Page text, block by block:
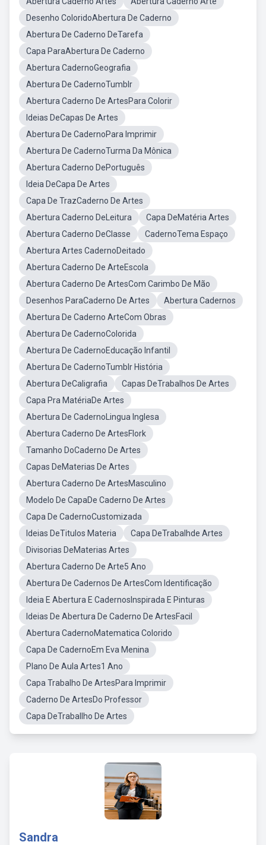
Desenho ColoridoAbertura De Caderno
Abertura De Caderno DeTarefa
Capa ParaAbertura De Caderno
Abertura CadernoGeografia
Abertura De CadernoTumblr
Abertura Caderno De ArtesPara Colorir
Ideias DeCapas De Artes
Abertura De CadernoPara Imprimir
Abertura De CadernoTurma Da Mônica
Abertura Caderno DePortuguês
Ideia DeCapa De Artes
Capa De TrazCaderno De Artes
Abertura Caderno DeLeitura
Capa DeMatéria Artes
Abertura Caderno DeClasse
CadernoTema Espaço
Abertura Artes CadernoDeitado
Abertura Caderno De ArteEscola
Abertura Caderno De ArtesCom Carimbo De Mão
Desenhos ParaCaderno De Artes
Abertura Cadernos
Abertura De Caderno ArteCom Obras
Abertura De CadernoColorida
Abertura De CadernoEducação Infantil
Abertura De CadernoTumblr História
Abertura DeCaligrafia
Capas DeTrabalhos De Artes
Capa Pra MatériaDe Artes
Abertura De CadernoLingua Inglesa
Abertura Caderno De ArtesFlork
Tamanho DoCaderno De Artes
Capas DeMaterias De Artes
Abertura Caderno De ArtesMasculino
Modelo De CapaDe Caderno De Artes
Capa De CadernoCustomizada
Ideias DeTitulos Materia
Capa DeTrabalhde Artes
Divisorias DeMaterias Artes
Abertura Caderno De Arte5 Ano
Abertura De Cadernos De ArtesCom Identificação
Ideia E Abertura E CadernosInspirada E Pinturas
Ideias De Abertura De Caderno De ArtesFacil
Abertura CadernoMatematica Colorido
Capa De CadernoEm Eva Menina
Plano De Aula Artes1 Ano
Capa Trabalho De ArtesPara Imprimir
Caderno De ArtesDo Professor
Capa DeTraballho De Artes
Sandra